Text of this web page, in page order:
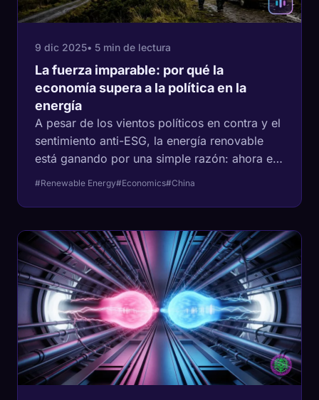
9 dic 2025• 5 min de lectura
La fuerza imparable: por qué la
economía supera a la política en la
energía
A pesar de los vientos políticos en contra y el
sentimiento anti-ESG, la energía renovable
está ganando por una simple razón: ahora es
Vineyard Wind y el pico de carbón de China.
#Renewable Energy#Economics#China